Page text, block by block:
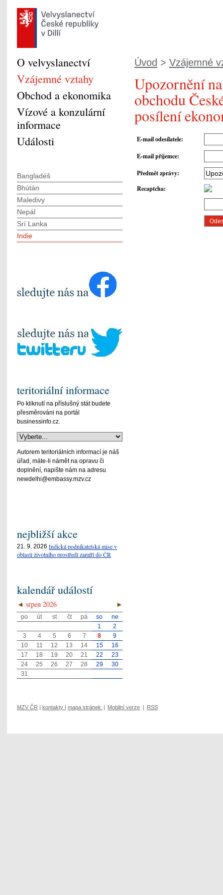
Úvod > Vzájemné
Upozornění
obchodu
posílení
E-mail odesílatele:
E-mail příjemce:
Předmět zprávy:
Recaptcha:
O velvyslanectví
Vzájemné vztahy
Obchod a ekonomika
Vízové a konzulární
informace
Události
Bangladéš
Bhútán
Maledivy
Nepál
Srí Lanka
Indie
teritoriální informace
Po kliknutí na příslušný stát budete
přesměrováni na portál
businessinfo.cz.
Autorem teritoriálních informací je náš
úřad, máte-li námět na opravu či
doplnění, napište nám na adresu
newdelhi@embassy.mzv.cz
nejbližší akce
21. 9. 2026 Indická podnikatelská mise v
oblasti životního prostředí zamíří do ČR
kalendář událostí
◄ ►
srpen 2026
po út st čt pá so
ne
1
2
3
4 5 6 7 8
9
10
11 12 13 14 15
16
17
18 19 20 21 22
23
24
25 26 27 28 29
30
31
MZV ČR kontakty mapa stránek Mobilní verze RSS